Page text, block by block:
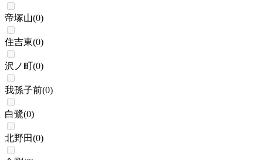
帝塚山(0)
住吉東(0)
沢ノ町(0)
我孫子前(0)
白鷺(0)
北野田(0)